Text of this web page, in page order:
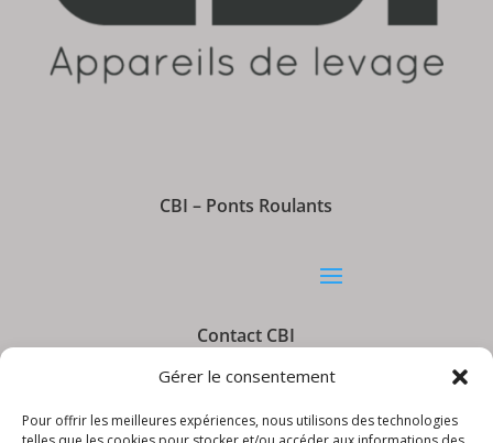
Gérer le consentement
Pour offrir les meilleures expériences, nous utilisons des technologies
CBI – Ponts Roulants
Contact CBI